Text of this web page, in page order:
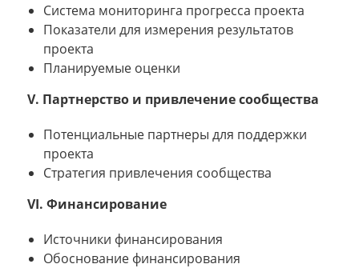
Система мониторинга прогресса проекта
Показатели для измерения результатов
проекта
Планируемые оценки
V. Партнерство и привлечение сообщества
Потенциальные партнеры для поддержки
проекта
Стратегия привлечения сообщества
VI. Финансирование
Источники финансирования
Обоснование финансирования